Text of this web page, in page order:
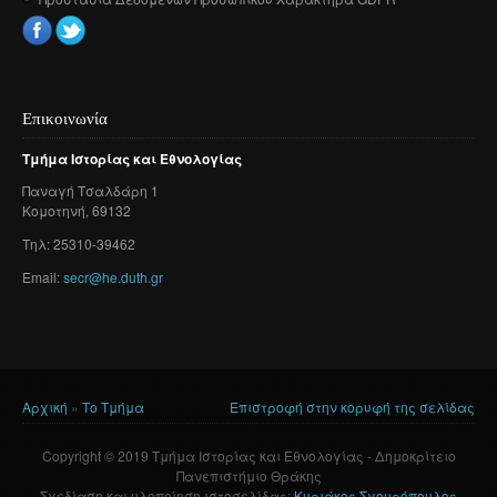
Επικοινωνία
ΤμήμαΙστορίαςκαι Εθνολογίας
Παναγή Τσαλδάρη 1
Κομοτηνή, 69132
Τηλ: 25310-39462
Email:secr@he.duth.gr
Είστε εδώ
Αρχική » Το Τμήμα Επιστροφή στην κορυφή της σελίδας
Copyright © 2019 Τμήμα Ιστορίας και Εθνολογίας - Δημοκρίτειο
Πανεπιστήμιο Θράκης